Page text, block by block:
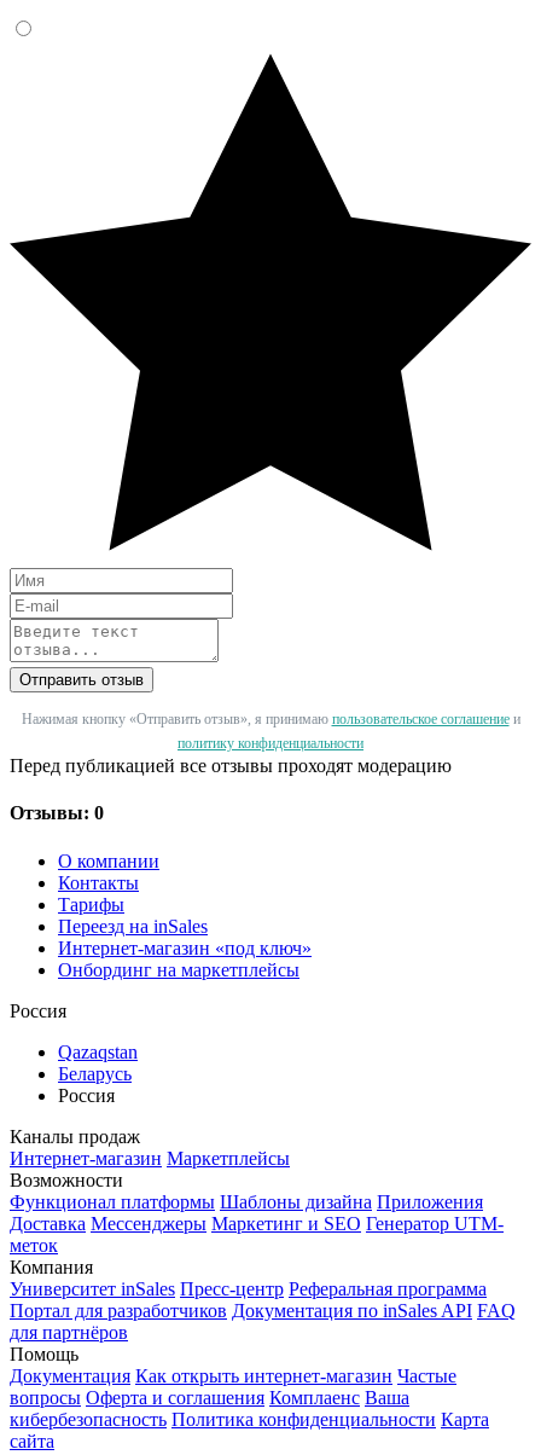
Отправить отзыв
Нажимая кнопку «Отправить отзыв», я принимаю пользовательское соглашениеи
политику конфиденциальности
Перед публикацией все отзывы проходят модерацию
Отзывы: 0
О компании
Контакты
Тарифы
Переезд на inSales
Интернет-магазин «под ключ»
Онбординг на маркетплейсы
Россия
Qazaqstan
Беларусь
Россия
Каналы продаж
Интернет-магазин Маркетплейсы
Возможности
Функционал платформы Шаблоны дизайна Приложения
Доставка Мессенджеры Маркетинг и SEO Генератор UTM-
меток
Компания
Университет inSales Пресс-центр Реферальная программа
Портал для разработчиков Документация по inSales API FAQ
для партнёров
Помощь
Документация Как открыть интернет-магазин Частые
вопросы Оферта и соглашения Комплаенс Ваша
кибербезопасность Политика конфиденциальности Карта
сайта